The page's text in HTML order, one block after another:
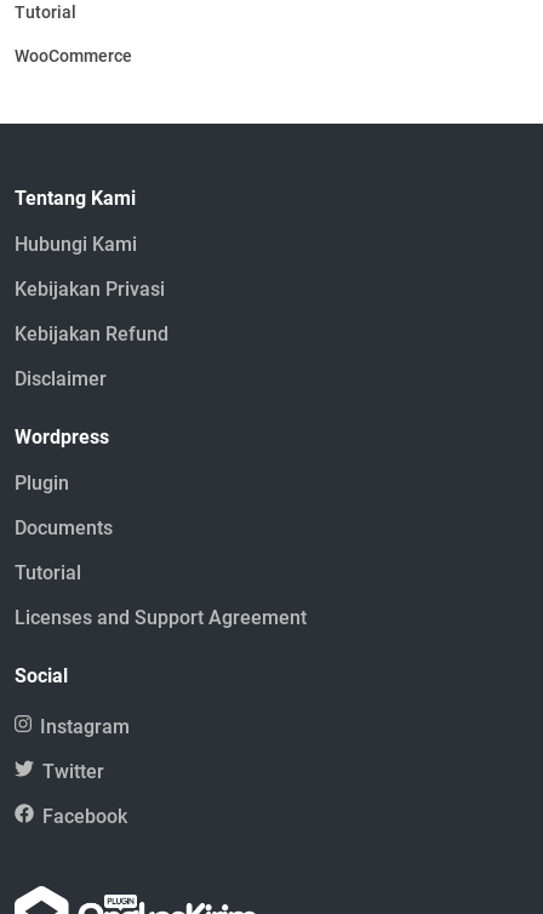
Tutorial
WooCommerce
Tentang Kami
Hubungi Kami
Kebijakan Privasi
Kebijakan Refund
Disclaimer
Wordpress
Plugin
Documents
Tutorial
Licenses and Support Agreement
Social
Instagram
Twitter
Facebook